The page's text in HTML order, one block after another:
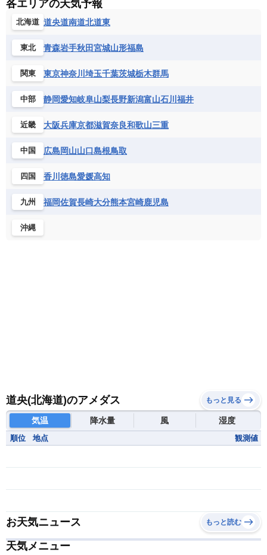
各エリアの天気予報
北海道 道央道南道北道東
東北 青森岩手秋田宮城山形福島
関東 東京神奈川 埼玉千葉茨城栃木群馬
中部 静岡愛知岐阜山梨長野新潟富山石川 福井
近畿 大阪兵庫京都滋賀奈良和歌山三重
中国 広島岡山山口島根鳥取
四国 香川 徳島愛媛高知
九州 福岡佐賀長崎大分熊本宮崎鹿児島
沖縄
道央(北海道)のアメダス もっと見る
気温 降水量 風 湿度
順位 地点 観測値
お天気ニュース もっと読む
天気メニュー